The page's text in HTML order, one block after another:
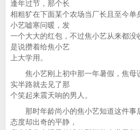
逢年过节，那个长
相粗犷在下面某个农场当厂长且至今单
小艺嘘寒问暖，发
一个大大的红包，不过焦小艺从来都没
是说攒着给焦小艺
上大学用。
焦小艺刚上初中那一年暑假，焦母
实半路就去见了那
个笑起来震天响的男人。
那时年龄尚小的焦小艺知道这件事
态度却出奇的平静，